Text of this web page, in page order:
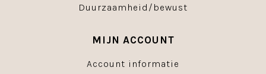
Duurzaamheid/bewust
MIJN ACCOUNT
Account informatie